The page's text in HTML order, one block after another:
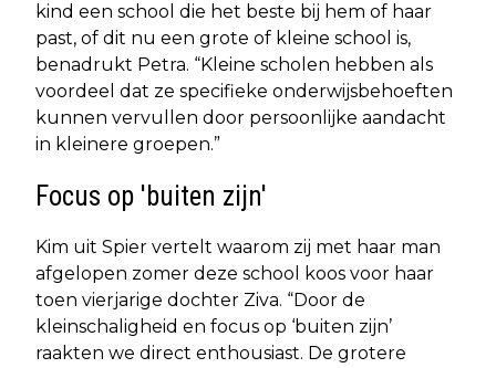
kind een school die het beste bij hem of haar
past, of dit nu een grote of kleine school is,
benadrukt Petra. “Kleine scholen hebben als
voordeel dat ze specifieke onderwijsbehoeften
kunnen vervullen door persoonlijke aandacht
in kleinere groepen.”
Focus op 'buiten zijn'
Kim uit Spier vertelt waarom zij met haar man
afgelopen zomer deze school koos voor haar
toen vierjarige dochter Ziva. “Door de
kleinschaligheid en focus op ‘buiten zijn’
raakten we direct enthousiast. De grotere